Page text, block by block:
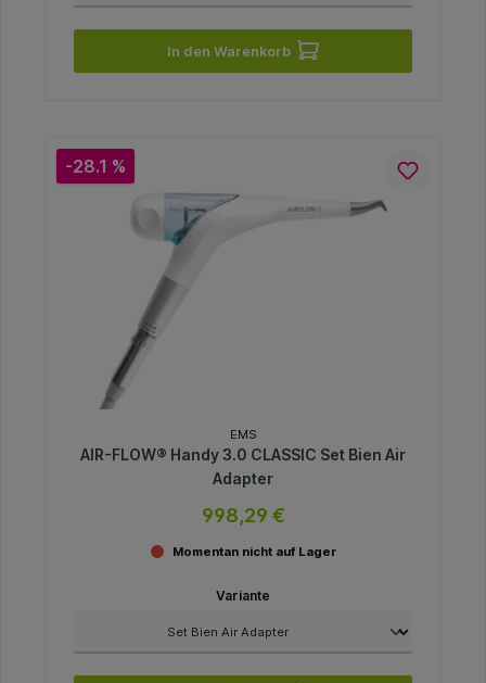
In den Warenkorb
-28.1 %
EMS
AIR-FLOW® Handy 3.0 CLASSIC Set Bien Air
Adapter
998,29 €
Momentan nicht auf Lager
Variante